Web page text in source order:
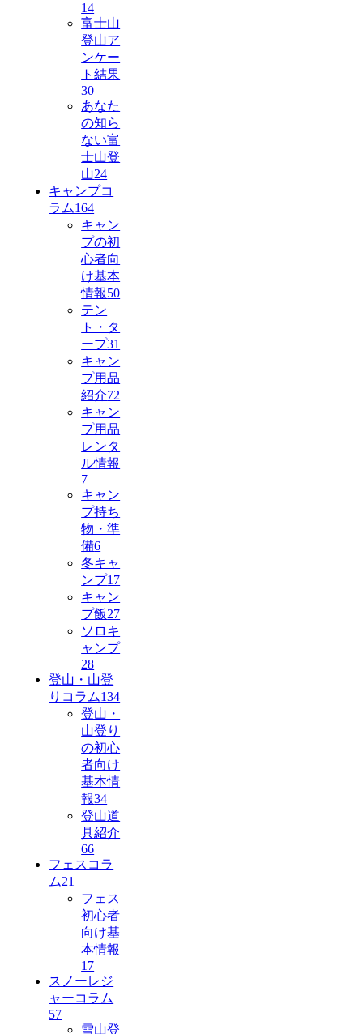
14
富士山
登山ア
ンケー
ト結果
30
あなた
の知ら
ない富
士山登
山24
キャンプコ
ラム164
キャン
プの初
心者向
け基本
情報50
テン
ト・タ
ープ31
キャン
プ用品
紹介72
キャン
プ用品
レンタ
ル情報
7
キャン
プ持ち
物・準
備6
冬キャ
ンプ17
キャン
プ飯27
ソロキ
ャンプ
28
登山・山登
りコラム134
登山・
山登り
の初心
者向け
基本情
報34
登山道
具紹介
66
フェスコラ
ム21
フェス
初心者
向け基
本情報
17
スノーレジ
ャーコラム
57
雪山登